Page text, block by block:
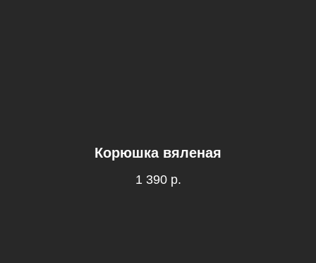
Корюшка вяленая
1 390 р.